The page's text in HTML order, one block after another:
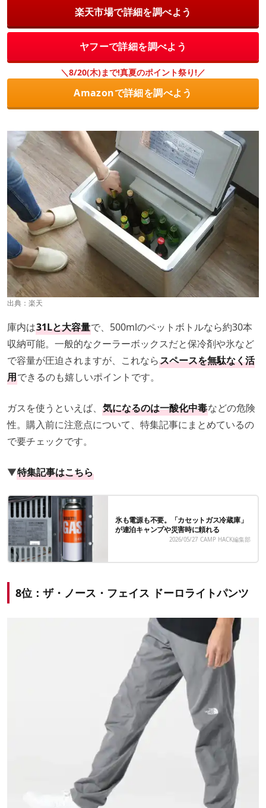
楽天市場で詳細を調べよう
ヤフーで詳細を調べよう
＼8/20(木)まで!真夏のポイント祭り!／
Amazonで詳細を調べよう
出典： 楽天
庫内は31Lと大容量で、500mlのペットボトルなら約30本
収納可能。一般的なクーラーボックスだと保冷剤や氷など
で容量が圧迫されますが、これならスペースを無駄なく活
用できるのも嬉しいポイントです。
ガスを使うといえば、 気になるのは一酸化中毒などの危険
性。購入前に注意点について、特集記事にまとめているの
で要チェックです。
▼特集記事はこちら
氷も電源も不要。「カセットガス冷蔵庫」
が連泊キャンプや災害時に頼れる
2026/05/27 CAMP HACK編集部
8位：ザ・ノース・フェイス ドーロライトパンツ